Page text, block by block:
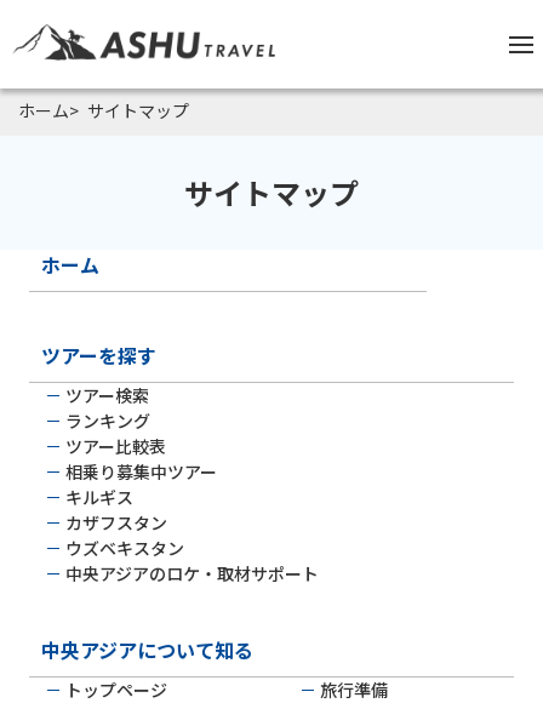
ホーム サイトマップ
サイトマップ
ホーム
ツアーを探す
ツアー検索
ランキング
ツアー比較表
相乗り募集中ツアー
キルギス
カザフスタン
ウズベキスタン
中央アジアのロケ・取材サポート
中央アジアについて知る
トップページ 旅行準備